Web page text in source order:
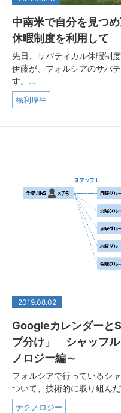
中南米で自分を見つ
休暇制度を利用して
先日、サバティカル休暇制
伊藤が、フォルシアのサバ
す。…
福利厚生
2019.08.02
Googleカレンダーと
プ分け」 シャッフル
ノロジー編～
フォルシアで行っているシ
ついて、技術的に取り組ん
テクノロジー